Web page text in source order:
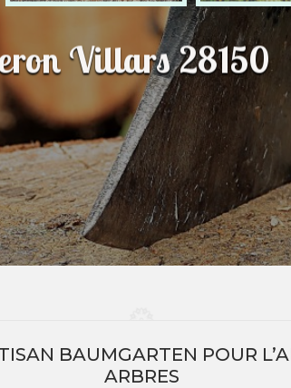
Villars 28150
BAUMGARTEN POUR
ARBRES